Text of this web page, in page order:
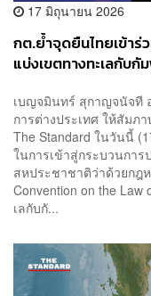
17 มิถุนายน 2026
กต.ย้ำจุดยืนไทยเข้าร่
แบ่งเขตทางทะเลกับกั
เบญจมินทร์ สุกาญจนัจที
การต่างประเทศ ให้สัมภ
The Standard ในวันนี้
ในการเข้าสู่กระบวนกา
สหประชาชาติว่าด้วยกฎห
Convention on the Law
เลกับกั...